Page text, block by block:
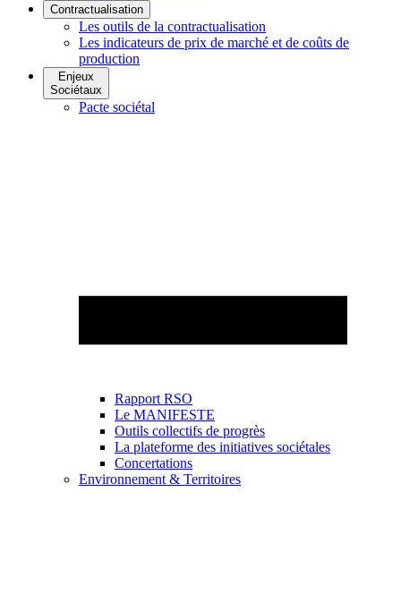
Contractualisation
Les outils de la contractualisation
Les indicateurs de prix de marché et de coûts de
production
Enjeux
Sociétaux
Pacte sociétal
Rapport RSO
Le MANIFESTE
Outils collectifs de progrès
La plateforme des initiatives sociétales
Concertations
Environnement & Territoires